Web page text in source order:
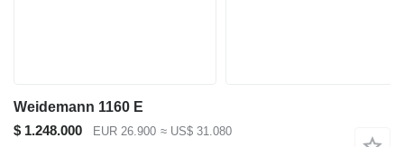
Weidemann 1160 E
$ 1.248.000
EUR 26.900 ≈ US$ 31.080